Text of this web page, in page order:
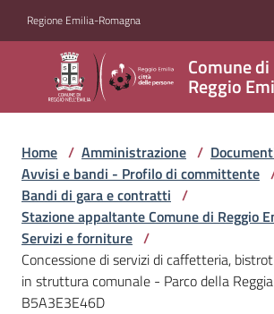
Regione Emilia-Romagna
Comune di
Reggio
Comune
di
Reggio
Emilia
Amministrazione
Menu selezionato
Servizi
Menu selezionato
Home / Amministrazione /
Avvisi e bandi - Profilo di committente
Bandi di gara e contratti /
Stazione appaltante Comune di Reggio
Servizi e forniture /
Concessione di servizi di caffetteria,
in struttura comunale - Parco della
B5A3E3E46D